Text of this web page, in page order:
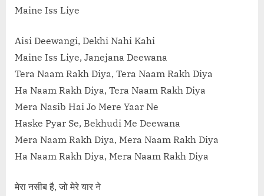
Maine Iss Liye
Aisi Deewangi, Dekhi Nahi Kahi
Maine Iss Liye, Janejana Deewana
Tera Naam Rakh Diya, Tera Naam Rakh Diya
Ha Naam Rakh Diya, Tera Naam Rakh Diya
Mera Nasib Hai Jo Mere Yaar Ne
Haske Pyar Se, Bekhudi Me Deewana
Mera Naam Rakh Diya, Mera Naam Rakh Diya
Ha Naam Rakh Diya, Mera Naam Rakh Diya
मेरा नसीब है, जो मेरे यार ने